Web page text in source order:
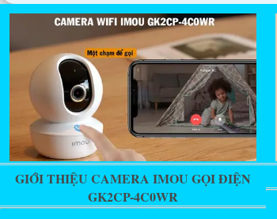
GIỚI THIỆU CAMERA IMOU GỌI ĐIỆN
GK2CP-4C0WR